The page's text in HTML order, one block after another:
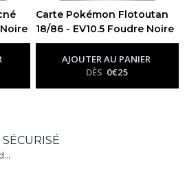
Carte Pokémon Flotoutan
18/86 - EV10.5 Foudre Noire
-Ev10.5 - Foudre Noire
AJOUTER AU PANIER
DÈS 0€25